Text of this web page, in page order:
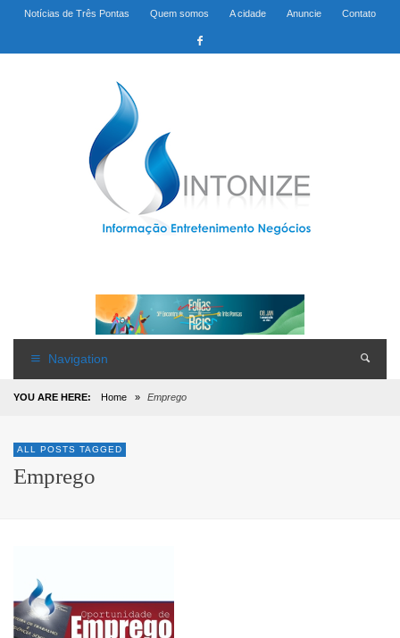
Notícias de Três Pontas Quem somos A cidade Anuncie Contato
Navigation
YOU ARE HERE: Home » Emprego
ALL POSTS TAGGED
Emprego